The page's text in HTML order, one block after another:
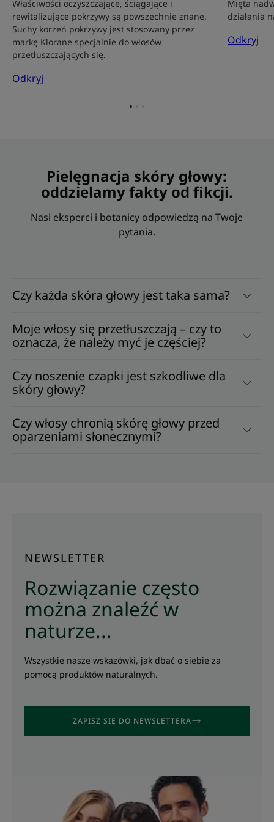
Właściwości oczyszczające, ściągające i
rewitalizujące pokrzywy są powszechnie znane.
Suchy korzeń pokrzywy jest stosowany przez
markę Klorane specjalnie do włosów
przetłuszczających się.
Odkryj
Mięta
działania
Odkryj
Przejdź
Pielęgnacja skóry głowy:
oddzielamy fakty od fikcji.
Nasi eksperci i botanicy odpowiedzą na Twoje
pytania.
Czy każda skóra głowy jest taka sama?
Moje włosy się przetłuszczają – czy to
oznacza, że należy myć je częściej?
Czy noszenie czapki jest szkodliwe dla
skóry głowy?
Czy włosy chronią skórę głowy przed
oparzeniami słonecznymi?
NEWSLETTER
Rozwiązanie często
można znaleźć w
naturze...
Wszystkie nasze wskazówki, jak dbać o siebie za
pomocą produktów naturalnych.
ZAPISZ SIĘ DO NEWSLETTERA